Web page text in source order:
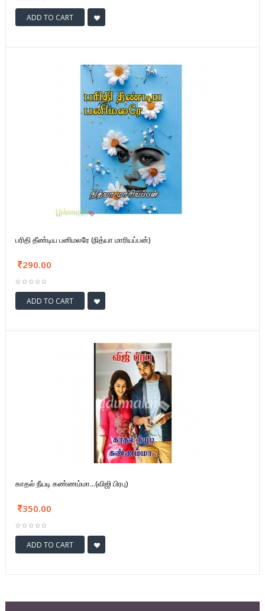
ADD TO CART
பரிதி தீண்டிய பனிமலரே (நித்யா மாரியப்பன்)
290.00
ADD TO CART
காதல் நீயடி கண்ணம்மா...(விஜி பிரபு)
350.00
ADD TO CART